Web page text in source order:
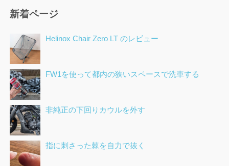
新着ページ
Helinox Chair Zero LT のレビュー
FW1を使って都内の狭いスペースで洗車する
非純正の下回りカウルを外す
指に刺さった棘を自力で抜く